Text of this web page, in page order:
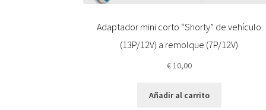
Adaptador mini corto “Shorty” de vehículo
(13P/12V) a remolque (7P/12V)
€10,00
Añadir al carrito